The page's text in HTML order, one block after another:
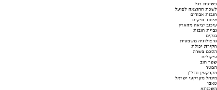
פשיטת רגל
לשכת ההוצאה לפועל
חובות אבודים
איחוד תיקים
עיכוב יציאה מהארץ
גביית חובות
בנקים
גרפולוגיה משפטית
חקירת יכולת
הסכם פשרה
עיקולים
שטר חוב
הפטר
מקרקעין ונדל"ן
מינהל מקרקעי ישראל
טאבו
משכנתא